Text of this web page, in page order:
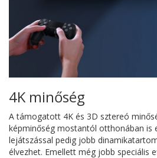
4K minőség
A támogatott 4K és 3D sztereó
képminőség mostantól otthonában is
lejátszással pedig jobb
élvezhet. Emellett még jobb speciális